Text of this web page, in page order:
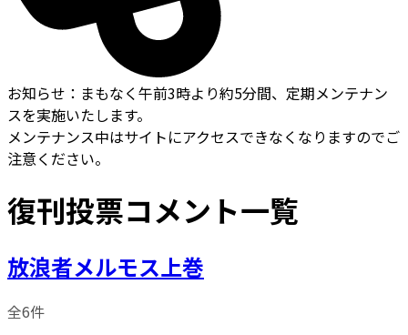
お知らせ ： まもなく午前3時より約5分間、定期メンテナン
スを実施いたします。
メンテナンス中はサイトにアクセスできなくなりますのでご
注意ください。
復刊投票コメント一覧
放浪者メルモス上巻
全6件